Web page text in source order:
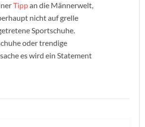
Tippan die Männerwelt,
nicht auf grelle
Sportschuhe.
oder trendige
es wird ein Statement